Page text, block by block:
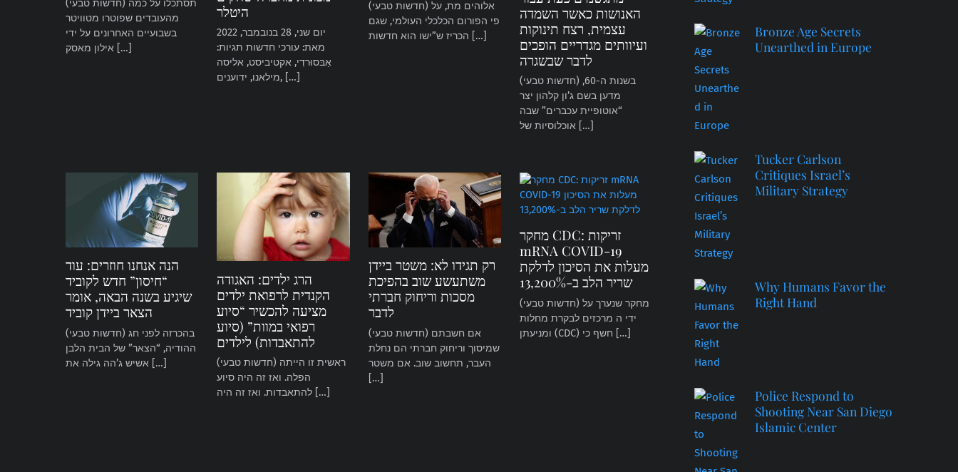
(חדשות טבעי) תסתכלו על כמה
מהעובדים שפוטרו מטוויטר
בשבועיים האחרונים על ידי
אילון מאסק […]
היטלר
יום שני, 28 בנובמבר, 2022
מאת: עורכי חדשות תגיות:
אַבּסוּרדִי, אקטיביסט, אליסה
מילאנו, ידוענים, […]
(חדשות טבעי) אלוהים מת, על
פי הפורום הכלכלי העולמי, שגם
הכריז ש”ישו הוא חדשות […]
האנושות כאשר השמדה
עצמית, רצח תינוקות
ועיוותים מגדריים הופכים
לדבר שבשגרה
(חדשות טבעי) בשנות ה-60,
מדען בשם ג’ון קלהון יצר
“אוטופיית עכברים” שבה
אוכלוסיות של […]
הנה אנחנו חוזרים: עוד
“חיסון” חדש לקוביד
שיגיע בשנה הבאה, אומר
הצאר ביידן קוביד
(חדשות טבעי) בהכרזה לפני חג
ההודיה, “הצאר” של הבית הלבן
אשיש ג’הה גילה את […]
הרג ילדים: האגודה
הקנדית לרפואת ילדים
מציעה להכשיר “סיוע
רפואי במוות” (סיוע
להתאבדות) לילדים
(חדשות טבעי) ראשית זו הייתה
הפלה. ואז זה היה סיוע
להתאבדות. ואז זה היה […]
רק תגידו לא: משטר ביידן
משתעשע שוב בהפיכת
מסכות וריחוק חברתי
לדבר
(חדשות טבעי) אם חשבתם
שמיסוך וריחוק חברתי הם נחלת
העבר, תחשוב שוב. אם משטר
[…]
מחקר CDC: זריקות
mRNA COVID-19
מעלות את הסיכון לדלקת
שריר הלב ב-13,200%
(חדשות טבעי) מחקר שנערך על
ידי ה מרכזים לבקרת מחלות
ומניעתן (CDC) חשף כי […]
Bronze Age Secrets
Unearthed in Europe
Tucker Carlson
Critiques Israel’s
Military Strategy
Why Humans Favor the
Right Hand
Police Respond to
Shooting Near San Diego
Islamic Center